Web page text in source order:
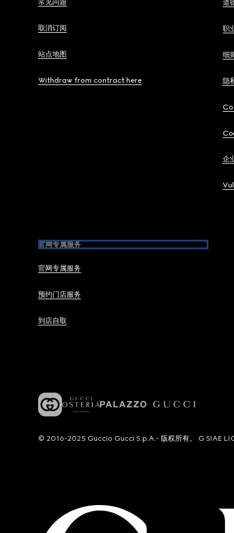
常见问题
取消订阅
站点地图
Withdraw from contract here
道
职
细
隐
企
官网专属服务
官网专属服务
预约门店服务
到店自取
© 2016-2025 Guccio Gucci S.p.A.- 版权所有。 G SIAE